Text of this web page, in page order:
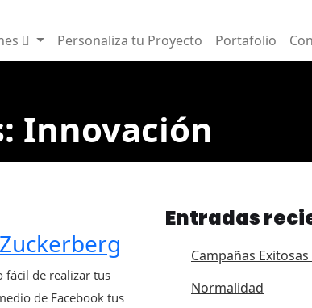
Personaliza tu Proyecto Portafolio
Innovación
fácil de realizar tus
de Facebook tus
Entradas
Campañas
Normalidad